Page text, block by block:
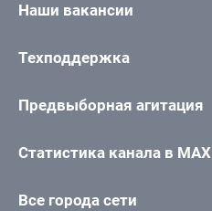
Наши вакансии
Техподдержка
Предвыборная агитация
Статистика канала в MAX
Все города сети